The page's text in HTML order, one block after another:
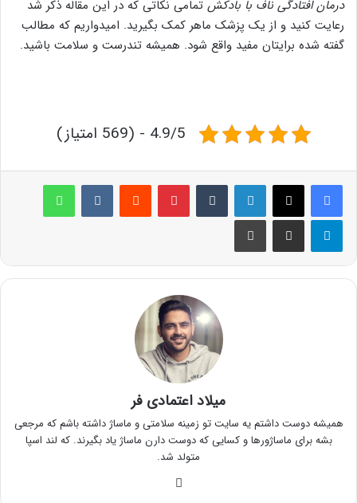
درمان افتادگی ناف با بادکش تمامی نکاتی که در این مقاله ذکر شد
رعایت کنید و از یک پزشک ماهر کمک بگیرید. امیدواریم که مطالب
گفته شده برایتان مفید واقع شود. همیشه تندرست و سلامت باشید.
4.9/5 - (569 امتیاز)
لینکدین پینترست ‫رددیت
اشتراک گذاری از طریق ایمیل چاپ
میلاد اعتمادی فر
همیشه دوست داشتم یه سایت تو زمینه سلامتی و ماساژ داشته باشم که مرجعی
بشه برای ماساژورها و کسایی که دوست دارن ماساژ یاد بگیرند. که لند اسپا
متولد شد.